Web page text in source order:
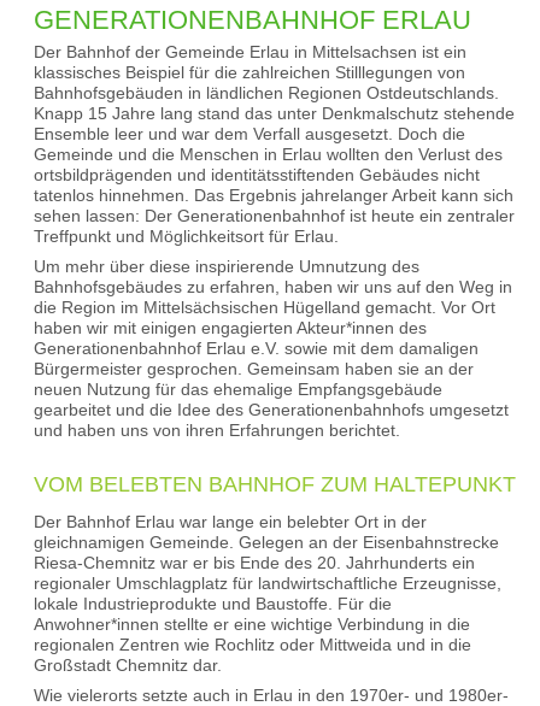
GENERATIONENBAHNHOF ERLAU
Der Bahnhof der Gemeinde Erlau in Mittelsachsen ist ein
klassisches Beispiel für die zahlreichen Stilllegungen von
Bahnhofsgebäuden in ländlichen Regionen Ostdeutschlands.
Knapp 15 Jahre lang stand das unter Denkmalschutz stehende
Ensemble leer und war dem Verfall ausgesetzt. Doch die
Gemeinde und die Menschen in Erlau wollten den Verlust des
ortsbildprägenden und identitätsstiftenden Gebäudes nicht
tatenlos hinnehmen. Das Ergebnis jahrelanger Arbeit kann sich
sehen lassen: Der Generationenbahnhof ist heute ein zentraler
Treffpunkt und Möglichkeitsort für Erlau.
Um mehr über diese inspirierende Umnutzung des
Bahnhofsgebäudes zu erfahren, haben wir uns auf den Weg in
die Region im Mittelsächsischen Hügelland gemacht. Vor Ort
haben wir mit einigen engagierten Akteur*innen des
Generationenbahnhof Erlau e.V. sowie mit dem damaligen
Bürgermeister gesprochen. Gemeinsam haben sie an der
neuen Nutzung für das ehemalige Empfangsgebäude
gearbeitet und die Idee des Generationenbahnhofs umgesetzt
und haben uns von ihren Erfahrungen berichtet.
VOM BELEBTEN BAHNHOF ZUM HALTEPUNKT
Der Bahnhof Erlau war lange ein belebter Ort in der
gleichnamigen Gemeinde. Gelegen an der Eisenbahnstrecke
Riesa-Chemnitz war er bis Ende des 20. Jahrhunderts ein
regionaler Umschlagplatz für landwirtschaftliche Erzeugnisse,
lokale Industrieprodukte und Baustoffe. Für die
Anwohner*innen stellte er eine wichtige Verbindung in die
regionalen Zentren wie Rochlitz oder Mittweida und in die
Großstadt Chemnitz dar.
Wie vielerorts setzte auch in Erlau in den 1970er- und 1980er-